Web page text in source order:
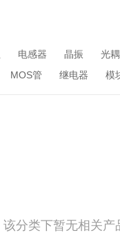
电感器 晶振
光耦
MOS管 继电器 模
该分类下暂无相关